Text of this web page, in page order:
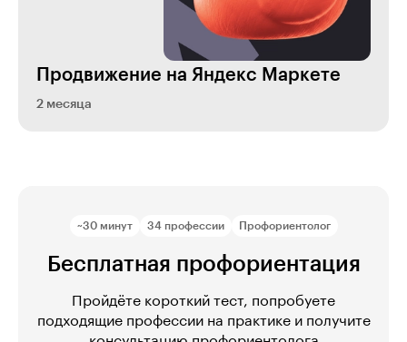
Продвижение на Яндекс Маркете
2 месяца
~30 минут 34 профессии Профориентолог
Бесплатная профориентация
Пройдёте короткий тест, попробуете
подходящие профессии на практике и получите